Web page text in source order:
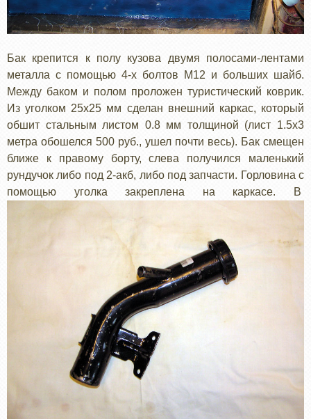
Бак крепится к полу кузова двумя полосами-лентами
металла с помощью 4-х болтов М12 и больших шайб.
Между баком и полом проложен туристический коврик.
Из уголком 25x25 мм сделан внешний каркас, который
обшит стальным листом 0.8 мм толщиной (лист 1.5x3
метра обошелся 500 руб., ушел почти весь). Бак смещен
ближе к правому борту, слева получился маленький
рундучок либо под 2-акб, либо под запчасти. Горловина с
помощью уголка закреплена на каркасе. В